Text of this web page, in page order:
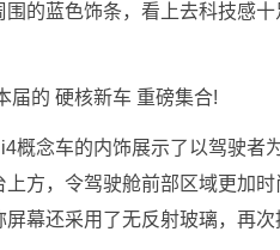
的蓝色饰条，看上去科技感
概念车的内饰展示了以驾驶者
方，令驾驶舱前部区域更加
幕还采用了无反射玻璃，再次